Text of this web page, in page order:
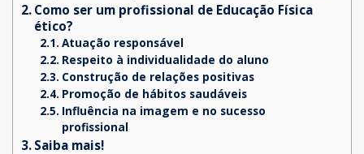
Como ser um profissional de Educação Física
ético?
Atuação responsável
Respeito à individualidade do aluno
Construção de relações positivas
Promoção de hábitos saudáveis
Influência na imagem e no sucesso
profissional
Saiba mais!